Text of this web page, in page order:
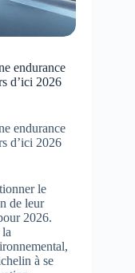
endurance
d’ici 2026
endurance
d’ici 2026
le
de leur
2026.
à se